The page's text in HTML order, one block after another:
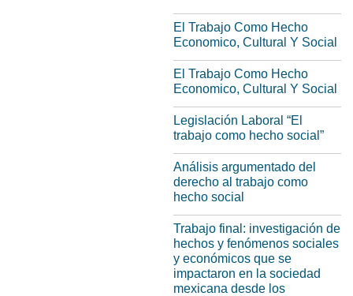
El Trabajo Como Hecho
Economico, Cultural Y Social
El Trabajo Como Hecho
Economico, Cultural Y Social
Legislación Laboral “El
trabajo como hecho social”
Análisis argumentado del
derecho al trabajo como
hecho social
Trabajo final: investigación de
hechos y fenómenos sociales
y económicos que se
impactaron en la sociedad
mexicana desde los